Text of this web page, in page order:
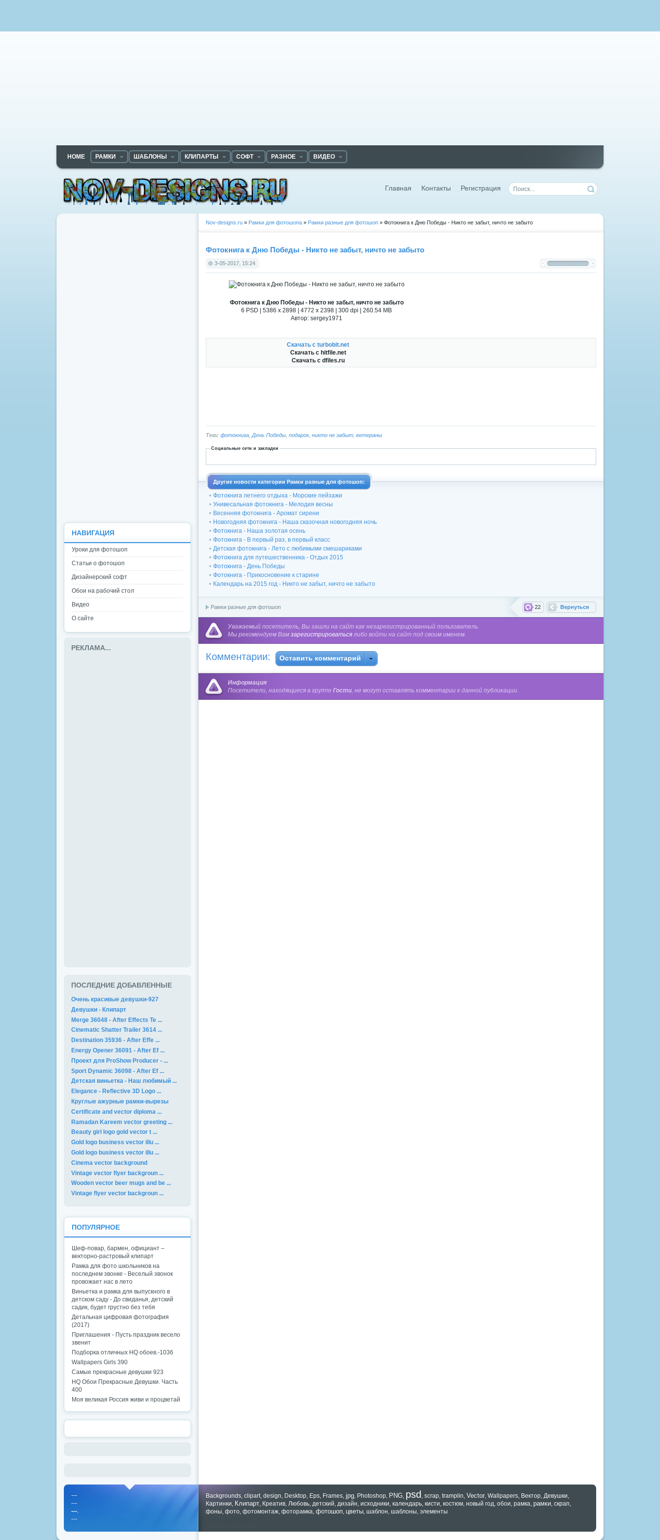
HOME РАМКИ ШАБЛОНЫ КЛИПАРТЫ СОФТ РАЗНОЕ ВИДЕО
Главная Контакты Регистрация
Nov-designs.ru » Рамки для фотошопа » Рамки разные для фотошоп » Фотокнига к Дню Победы - Никто не забыт, ничто не забыто
Фотокнига к Дню Победы - Никто не забыт, ничто не забыто
3-05-2017, 15:24
Фотокнига к Дню Победы - Никто не забыт, ничто не забыто
6 PSD | 5386 x 2898 | 4772 x 2398 | 300 dpi | 260.54 MB
Автор: sergey1971
Скачать с turbobit.net
Скачать с hitfile.net
Скачать с dfiles.ru
Теги: фотокнига День Победы подарок, никто не забыт ветераны
Социальные сети и закладки
Другие новости категории Рамки разные для фотошоп:
Фотокнига летнего отдыха - Морские пейзажи
Унивесальная фотокнига - Мелодия весны
Весенняя фотокнига - Аромат сирени
Новогодняя фотокнига - Наша сказочная новогодняя ночь
Фотокнига - Наша золотая осень
Фотокнига - В первый раз, в первый класс
Детская фотокнига - Лето с любимыми смешариками
Фотокнига для путешественника - Отдых 2015
Фотокнига - День Победы
Фотокнига - Прикосновение к старине
Календарь на 2015 год - Никто не забыт, ничто не забыто
Вернуться
22
Рамки разные для фотошоп
Уважаемый посетитель, Вы зашли на сайт как незарегистрированный пользователь.
Мы рекомендуем Вам зарегистрироваться либо войти на сайт под своим именем.
Комментарии: Оставить комментарий
Информация
Посетители, находящиеся в группе Гости , не могут оставлять комментарии к данной публикации.
НАВИГАЦИЯ
Уроки для фотошоп
Статьи о фотошоп
Дизайнерский софт
Обои на рабочий стол
Видео
О сайте
РЕКЛАМА...
ПОСЛЕДНИЕ ДОБАВЛЕННЫЕ
Очень красивые девушки-927
Девушки - Клипарт
Merge 36048 - After Effects Te ...
Cinematic Shatter Trailer 3614 ...
Destination 35936 - After Effe ...
Energy Opener 36091 - After Ef ...
Проект для ProShow Producer - ...
Sport Dynamic 36098 - After Ef ...
Детская виньетка - Наш любимый ...
Elegance - Reflective 3D Logo ...
Круглые ажурные рамки-вырезы
Certificate and vector diploma ...
Ramadan Kareem vector greeting ...
Beauty girl logo gold vector t ...
Gold logo business vector illu ...
Gold logo business vector illu ...
Cinema vector background
Vintage vector flyer backgroun ...
Wooden vector beer mugs and be ...
Vintage flyer vector backgroun ...
ПОПУЛЯРНОЕ
Шеф-повар, бармен, официант –
векторно-растровый клипарт
Рамка для фото школьников на
последнем звонке - Веселый звонок
провожает нас в лето
Виньетка и рамка для выпускного в
детском саду - До свиданья, детский
садик, будет грустно без тебя
Детальная цифровая фотография
(2017)
Приглашения - Пусть праздник весело
звенит
Подборка отличных HQ обоев.-1036
Wallpapers Girls 390
Самые прекрасные девушки 923
HQ Обои Прекрасные Девушки. Часть
400
Моя великая Россия живи и процветай
Backgrounds, clipart, design, Desktop, Eps, Frames, jpg, Photoshop, PNG, psd , scrap, tramplin, Vector, Wallpapers, Вектор, Девушки,
Картинки, Клипарт, Креатив, Любовь, детский, дизайн, исходники, календарь, кисти, костюм, новый год, обои, рамка, рамки, скрап,
фоны, фото, фотомонтаж, фоторамка, фотошоп, цветы, шаблон, шаблоны, элементы
---
---
---.
---